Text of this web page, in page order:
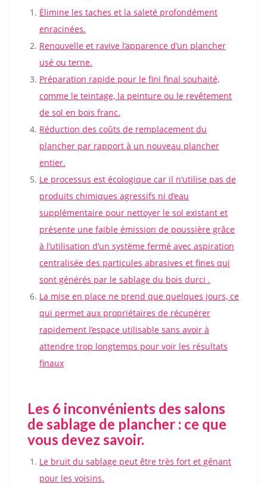
Élimine les taches et la saleté profondément
enracinées.
Renouvelle et ravive l’apparence d’un plancher
usé ou terne.
Préparation rapide pour le fini final souhaité,
comme le teintage, la peinture ou le revêtement
de sol en bois franc.
Réduction des coûts de remplacement du
plancher par rapport à un nouveau plancher
entier.
Le processus est écologique car il n’utilise pas de
produits chimiques agressifs ni d’eau
supplémentaire pour nettoyer le sol existant et
présente une faible émission de poussière grâce
à l’utilisation d’un système fermé avec aspiration
centralisée des particules abrasives et fines qui
sont générés par le sablage du bois durci .
La mise en place ne prend que quelques jours, ce
qui permet aux propriétaires de récupérer
rapidement l’espace utilisable sans avoir à
attendre trop longtemps pour voir les résultats
finaux
Les 6 inconvénients des salons
de sablage de plancher : ce que
vous devez savoir.
Le bruit du sablage peut être très fort et gênant
pour les voisins.